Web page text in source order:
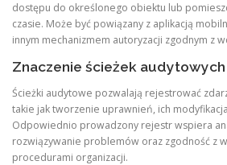
dostępu do określonego obiektu lub
czasie. Może być powiązany z aplikacją
innym mechanizmem autoryzacji zgodnym z
Znaczenie ścieżek audytowych
Ścieżki audytowe pozwalają rejestrować
takie jak tworzenie uprawnień, ich
Odpowiednio prowadzony rejestr wspiera
rozwiązywanie problemów oraz zgodność z
procedurami organizacji.